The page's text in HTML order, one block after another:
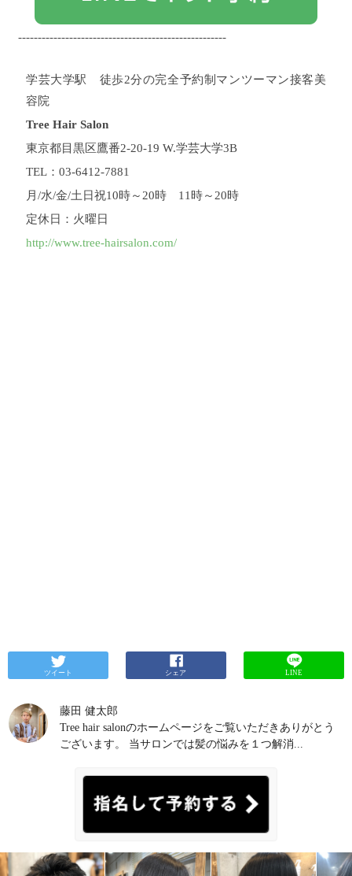
-----------------------------------------------------
学芸大学駅 徒歩2分の完全予約制マンツーマン接客美
容院
Tree Hair Salon
東京都目黒区鷹番2-20-19 W.学芸大学3B
TEL：03-6412-7881
月/水/金/土日祝10時～20時 11時～20時
定休日：火曜日
http://www.tree-hairsalon.com/
ツイート シェア LINE
藤田 健太郎
Tree hair salonのホームページをご覧いただきありがとう
ございます。 当サロンでは髪の悩みを１つ解消...